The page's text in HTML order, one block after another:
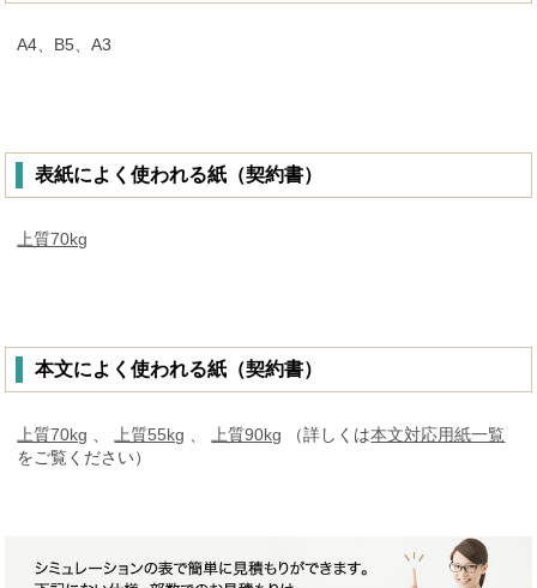
A4、B5、A3
表紙によく使われる紙（契約書）
上質70kg
本文によく使われる紙（契約書）
上質70kg 上質55kg 上質90kg （詳しくは本文対応用紙一覧
をご覧ください）